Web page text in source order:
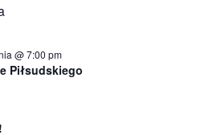
@ 7:00 pm
Piłsudskiego